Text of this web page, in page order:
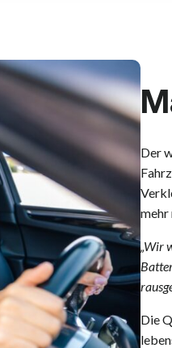
Der
mehr
„Wir
Die